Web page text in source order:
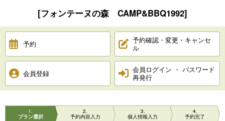
[フォンテーヌの森 CAMP&BBQ1992]
予約
予約確認・変更・キャンセ
ル
会員登録
会員ログイン ・ パスワード
再発行
1
プラン選択
2
予約内容入力
3
個人情報入力
4
予約完了